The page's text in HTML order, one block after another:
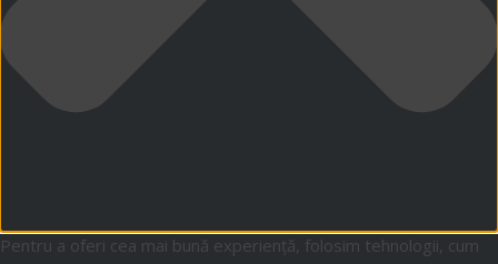
Pentru a oferi cea mai bună experiență, folosim tehnologii, cum